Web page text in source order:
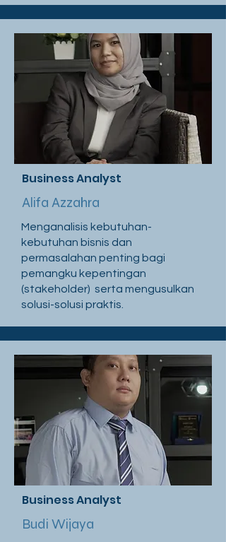
Business Analyst
Alifa Azzahra
Menganalisis kebutuhan-
kebutuhan bisnis dan
permasalahan penting bagi
pemangku kepentingan
(stakeholder) serta mengusulkan
solusi-solusi praktis.
Business Analyst
Budi Wijaya